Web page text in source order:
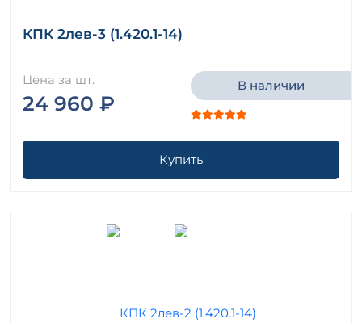
КПК 2лев-3 (1.420.1-14)
Цена за шт.
24 960 ₽
В наличии
Купить